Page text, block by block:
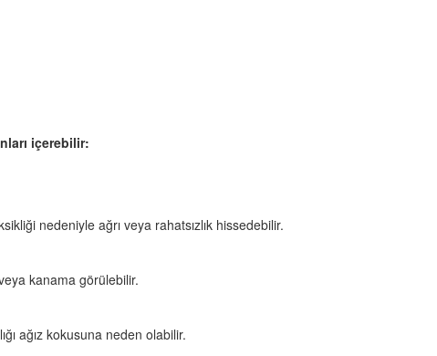
içerebilir:
nedeniyle ağrı veya rahatsızlık hissedebilir.
kanama görülebilir.
ağız kokusuna neden olabilir.